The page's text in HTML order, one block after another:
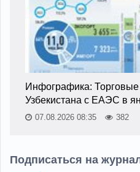
Инфографика:
Узбекистана с ЕАЭС в
07.08.2026 08:35 382
Подписаться на